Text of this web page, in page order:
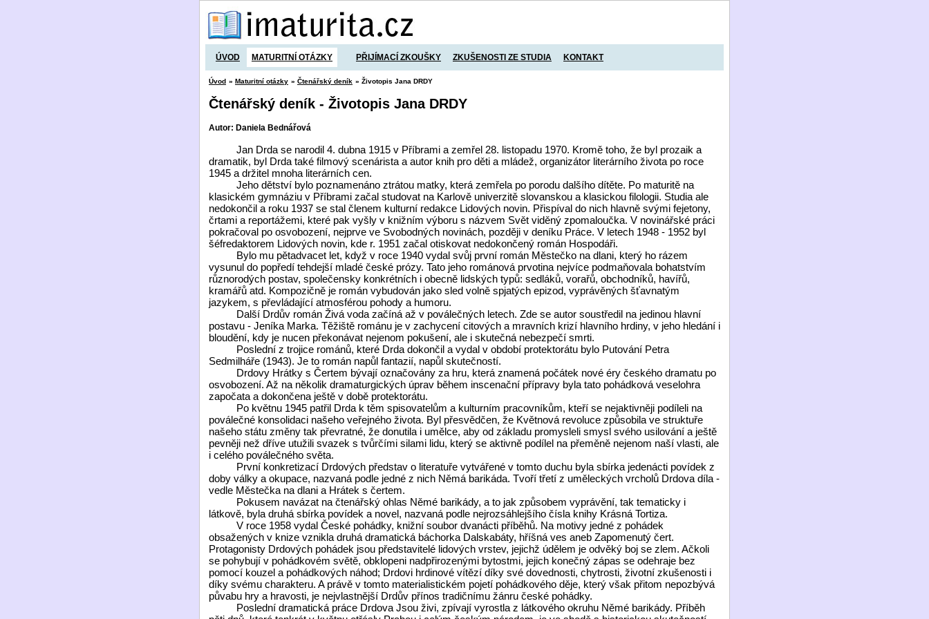
ÚVOD MATURITNÍ OTÁZKY PŘIJÍMACÍ ZKOUŠKY ZKUŠENOSTI ZE STUDIA KONTAKT
Úvod » Maturitní otázky » Čtenářský deník » Životopis Jana DRDY
Čtenářský deník - Životopis Jana DRDY
Autor: Daniela Bednářová
Jan Drda se narodil 4. dubna 1915 v Příbrami a zemřel 28. listopadu 1970. Kromě toho, že byl prozaik a
dramatik, byl Drda také filmový scenárista a autor knih pro děti a mládež, organizátor literárního života po roce
1945 a držitel mnoha literárních cen.
Jeho dětství bylo poznamenáno ztrátou matky, která zemřela po porodu dalšího dítěte. Po maturitě na
klasickém gymnáziu v Příbrami začal studovat na Karlově univerzitě slovanskou a klasickou filologii. Studia ale
nedokončil a roku 1937 se stal členem kulturní redakce Lidových novin. Přispíval do nich hlavně svými fejetony,
črtami a reportážemi, které pak vyšly v knižním výboru s názvem Svět viděný zpomaloučka. V novinářské práci
pokračoval po osvobození, nejprve ve Svobodných novinách, později v deníku Práce. V letech 1948 - 1952 byl
šéfredaktorem Lidových novin, kde r. 1951 začal otiskovat nedokončený román Hospodáři.
Bylo mu pětadvacet let, když v roce 1940 vydal svůj první román Městečko na dlani, který ho rázem
vysunul do popředí tehdejší mladé české prózy. Tato jeho románová prvotina nejvíce podmaňovala bohatstvím
různorodých postav, společensky konkrétních i obecně lidských typů: sedláků, vorařů, obchodníků, havířů,
kramářů atd. Kompozičně je román vybudován jako sled volně spjatých epizod, vyprávěných šťavnatým
jazykem, s převládající atmosférou pohody a humoru.
Další Drdův román Živá voda začíná až v poválečných letech. Zde se autor soustředil na jedinou hlavní
postavu - Jeníka Marka. Těžiště románu je v zachycení citových a mravních krizí hlavního hrdiny, v jeho hledání i
bloudění, kdy je nucen překonávat nejenom pokušení, ale i skutečná nebezpečí smrti.
Poslední z trojice románů, které Drda dokončil a vydal v období protektorátu bylo Putování Petra
Sedmilháře (1943). Je to román napůl fantazií, napůl skutečností.
Drdovy Hrátky s Čertem bývají označovány za hru, která znamená počátek nové éry českého dramatu po
osvobození. Až na několik dramaturgických úprav během inscenační přípravy byla tato pohádková veselohra
započata a dokončena ještě v době protektorátu.
Po květnu 1945 patřil Drda k těm spisovatelům a kulturním pracovníkům, kteří se nejaktivněji podíleli na
poválečné konsolidaci našeho veřejného života. Byl přesvědčen, že Květnová revoluce způsobila ve struktuře
našeho státu změny tak převratné, že donutila i umělce, aby od základu promysleli smysl svého usilování a ještě
pevněji než dříve utužili svazek s tvůrčími silami lidu, který se aktivně podílel na přeměně nejenom naší vlasti, ale
i celého poválečného světa.
První konkretizací Drdových představ o literatuře vytvářené v tomto duchu byla sbírka jedenácti povídek z
doby války a okupace, nazvaná podle jedné z nich Němá barikáda. Tvoří třetí z uměleckých vrcholů Drdova díla -
vedle Městečka na dlani a Hrátek s čertem.
Pokusem navázat na čtenářský ohlas Němé barikády, a to jak způsobem vyprávění, tak tematicky i
látkově, byla druhá sbírka povídek a novel, nazvaná podle nejrozsáhlejšího čísla knihy Krásná Tortiza.
V roce 1958 vydal České pohádky, knižní soubor dvanácti příběhů. Na motivy jedné z pohádek
obsažených v knize vznikla druhá dramatická báchorka Dalskabáty, hříšná ves aneb Zapomenutý čert.
Protagonisty Drdových pohádek jsou představitelé lidových vrstev, jejichž údělem je odvěký boj se zlem. Ačkoli
se pohybují v pohádkovém světě, obklopeni nadpřirozenými bytostmi, jejich konečný zápas se odehraje bez
pomocí kouzel a pohádkových náhod; Drdovi hrdinové vítězí díky své dovednosti, chytrosti, životní zkušenosti i
díky svému charakteru. A právě v tomto materialistickém pojetí pohádkového děje, který však přitom nepozbývá
půvabu hry a hravosti, je nejvlastnější Drdův přínos tradičnímu žánru české pohádky.
Poslední dramatická práce Drdova Jsou živi, zpívají vyrostla z látkového okruhu Němé barikády. Příběh